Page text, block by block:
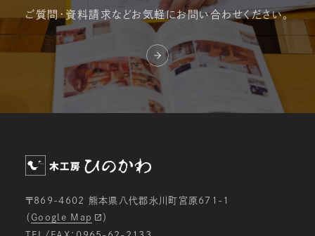
ご質問・資料請求などお気軽にお問い合わせください。
〒869-4602 熊本県八代郡氷川町宮原671-1
（ Google Map
）